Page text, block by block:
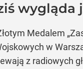
wygląda
Medalem
w
z radiowych